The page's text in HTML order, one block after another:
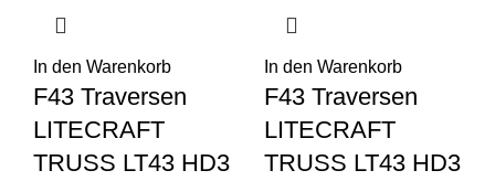
In den Warenkorb
F43 Traversen
LITECRAFT
TRUSS LT43 HD3
In den Warenkorb
F43 Traversen
LITECRAFT
TRUSS LT43 HD3